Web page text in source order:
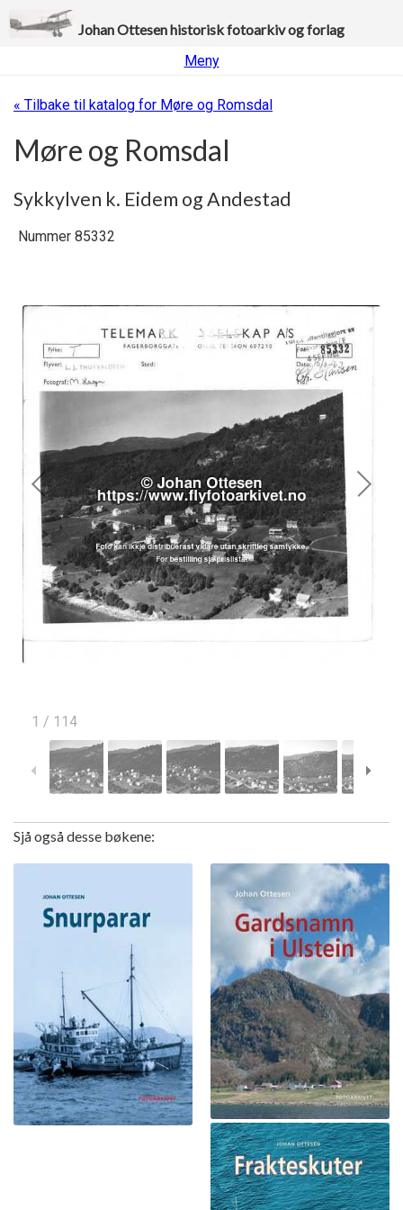
Johan Ottesen historisk fotoarkiv og forlag
Meny
« Tilbake til katalog for Møre og Romsdal
Møre og Romsdal
Sykkylven k. Eidem og Andestad
1 / 114
Nummer 85332
Sjå også desse bøkene: